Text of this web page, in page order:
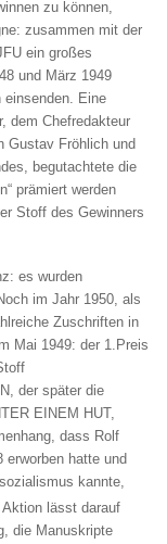
zu können,
zusammen mit der
ein großes
und März 1949
einsenden. Eine
dem Chefredakteur
Gustav Fröhlich und
begutachtete die
prämiert werden
Stoff des Gewinners
es wurden
im Jahr 1950, als
Zuschriften in
Mai 1949: der 1.Preis
der später die
EINEM HUT,
dass Rolf
erworben hatte und
kannte,
Aktion lässt darauf
die Manuskripte